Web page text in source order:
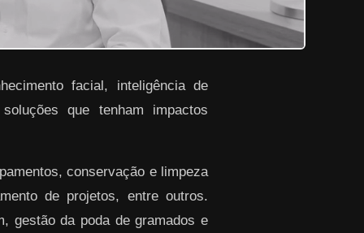
facial, inteligência de
que tenham impactos
conservação e limpeza
de projetos, entre outros.
gestão da poda de gramados e